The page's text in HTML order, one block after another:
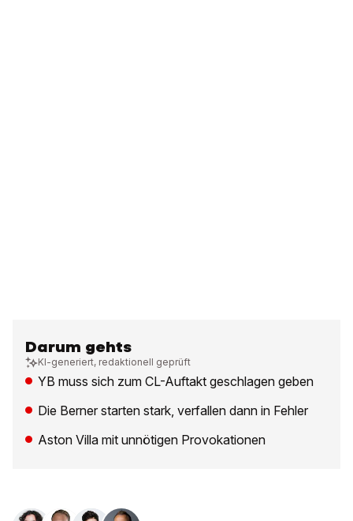
Darum gehts
KI-generiert, redaktionell geprüft
YB muss sich zum CL-Auftakt geschlagen geben
Die Berner starten stark, verfallen dann in Fehler
Aston Villa mit unnötigen Provokationen